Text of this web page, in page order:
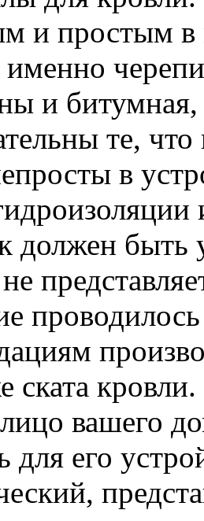
и простым в
именно
и
те,
в
должен
ската кровли.
вашего
для его